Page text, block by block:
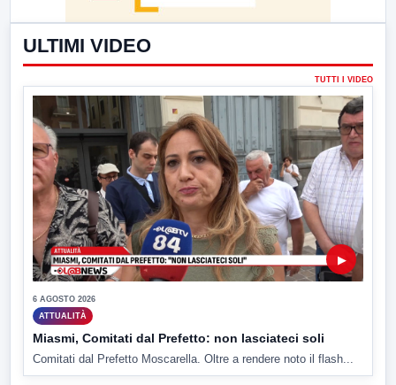
ULTIMI VIDEO
TUTTI I VIDEO
▶
6 AGOSTO 2026
ATTUALITÀ
Miasmi, Comitati dal Prefetto: non lasciateci soli
Comitati dal Prefetto Moscarella. Oltre a rendere noto il flash...